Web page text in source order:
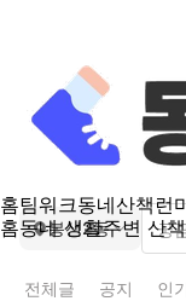
홈팀워크동네산책런
홈동네 생활주변 산책
봉선2동
전체글 공지 인